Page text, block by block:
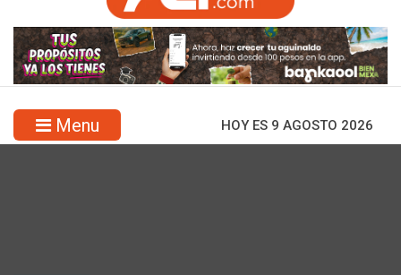
Menu HOY ES 9 AGOSTO 2026